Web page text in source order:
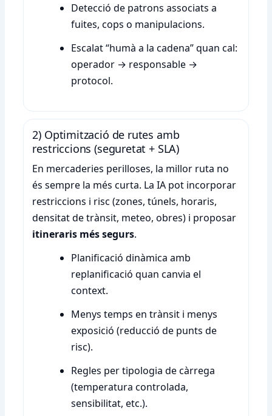
Detecció de patrons associats a
fuites, cops o manipulacions.
Escalat “humà a la cadena” quan cal:
operador → responsable →
protocol.
2) Optimització de rutes amb
restriccions (seguretat + SLA)
En mercaderies perilloses, la millor ruta no
és sempre la més curta. La IA pot incorporar
restriccions i risc (zones, túnels, horaris,
densitat de trànsit, meteo, obres) i proposar
itineraris més segurs.
Planificació dinàmica amb
replanificació quan canvia el
context.
Menys temps en trànsit i menys
exposició (reducció de punts de
risc).
Regles per tipologia de càrrega
(temperatura controlada,
sensibilitat, etc.).